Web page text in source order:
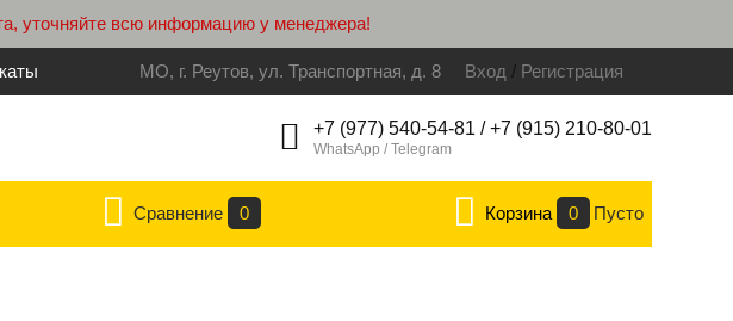
уточняйте всю информацию у менеджера!
МО, г. Реутов, ул. Транспортная, д. 8 Вход / Регистрация
+7 (977) 540-54-81 / +7 (915) 210-80-01
WhatsApp / Telegram
Сравнение 0 Корзина 0 Пусто